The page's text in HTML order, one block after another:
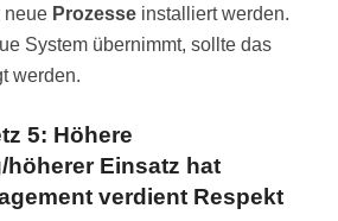
neue Prozesse installiert werden.
System übernimmt, sollte das
werden.
5: Höhere
höherer Einsatz hat
verdient Respekt